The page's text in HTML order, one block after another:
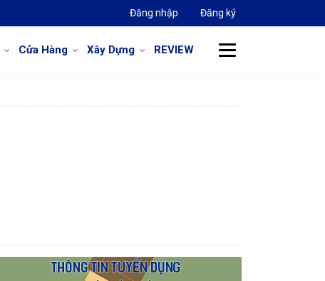
Đăng nhập Đăng ký
Cửa Hàng Xây Dựng REVIEW